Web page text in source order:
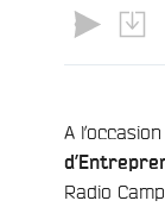
A
Radio